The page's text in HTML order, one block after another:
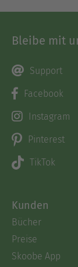
Bleibe mit
Support
Facebook
Instagram
Pinterest
TikTok
Kunden
Bücher
Preise
Skoobe App